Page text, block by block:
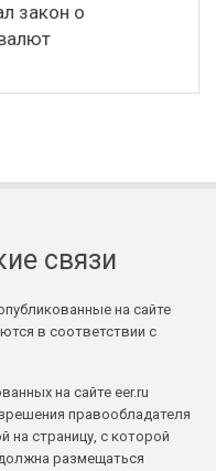
закон о
связи
на сайте
в соответствии с
на сайте eer.ru
правообладателя
на страницу, с которой
размещаться